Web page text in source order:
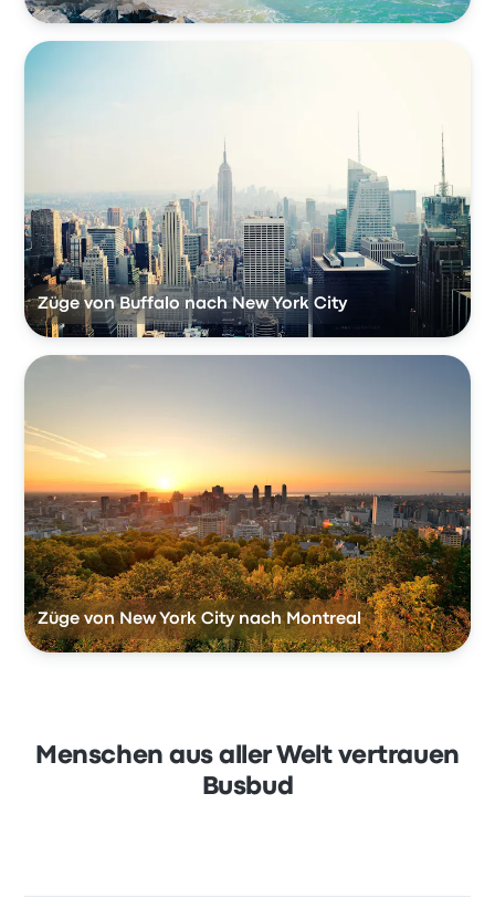
Züge von Buffalo nach New York City
Züge von New York City nach Montreal
Menschen aus aller Welt vertrauen
Busbud